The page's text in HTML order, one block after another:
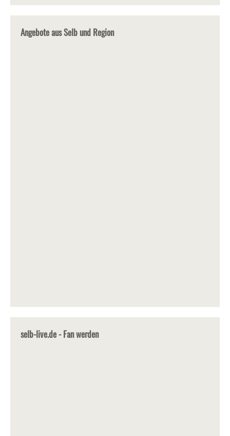
Angebote aus Selb und Region
selb-live.de - Fan werden